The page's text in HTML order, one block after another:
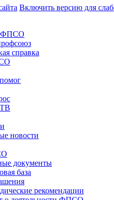
Включить версию для
ФПСО
справка
новости
документы
база
рекомендации